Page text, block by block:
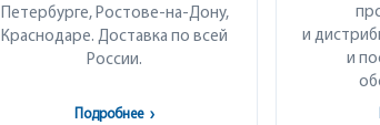
Петербурге, Ростове-на-Дону,
Краснодаре. Доставка по всей
России.
Подробнее ›
и
и